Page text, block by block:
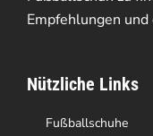
Empfehlungen
Nützliche Links
Fußballschuhe